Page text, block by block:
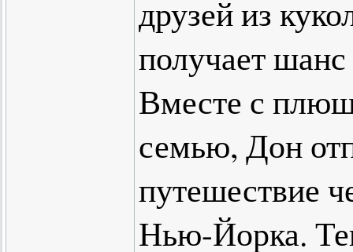
друзей из
получает
Вместе с
семью, Дон
путешествие
Нью-Йорка.